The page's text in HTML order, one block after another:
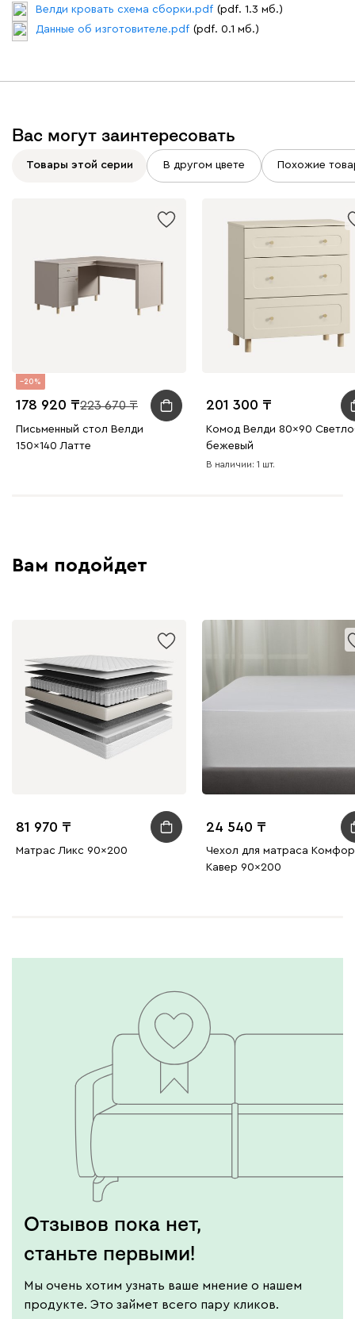
Велди кровать схема сборки.pdf (pdf. 1.3 мб.)
Данные об изготовителе.pdf (pdf. 0.1 мб.)
Вас могут заинтересовать
Товары этой серии В другом цвете Похожие
20
178 920 223 670
Письменный стол Велди
150x140 Латте
201 300
Комод Велди 80x90
бежевый
В наличии: 1 шт.
Вам подойдет
81 970
Матрас Ликс 90x200
24 540
Чехол для матраса
Кавер 90x200
Отзывов пока нет,
станьте первыми!
Мы очень хотим узнать ваше мнение о нашем
продукте. Это займет всего пару кликов.